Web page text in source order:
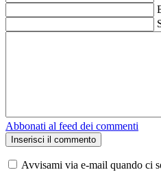
Abbonati al feed dei commenti
Avvisami via e-mail quando ci